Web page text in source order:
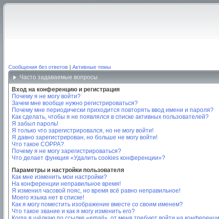
Сообщения без ответов | Активные темы
Часто задаваемые вопросы
Вход на конференцию и регистрация
Почему я не могу войти?
Зачем мне вообще нужно регистрироваться?
Почему мне периодически приходится повторять ввод имени и пароля?
Как сделать, чтобы я не появлялся в списке активных пользователей?
Я забыл пароль!
Я только что зарегистрировался, но не могу войти!
Я давно зарегистрирован, но больше не могу войти!
Что такое COPPA?
Почему я не могу зарегистрироваться?
Что делает функция «Удалить cookies конференции»?
Параметры и настройки пользователя
Как мне изменить мои настройки?
На конференции неправильное время!
Я изменил часовой пояс, но время всё равно неправильное!
Моего языка нет в списке!
Как я могу поместить изображение вместе со своим именем?
Что такое звание и как я могу изменить его?